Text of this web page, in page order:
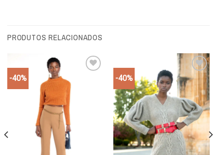
PRODUTOS RELACIONADOS
-40% -40%
Add to
wishlist